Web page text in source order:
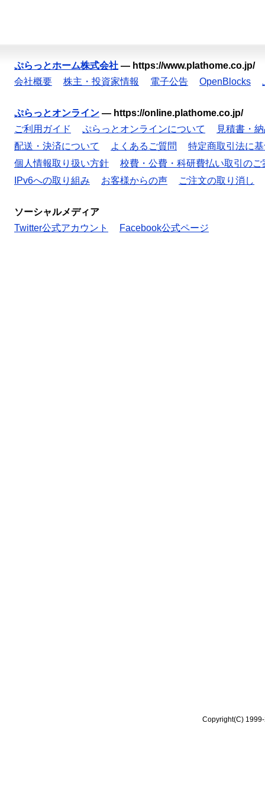
ぷらっとホーム株式会社 — https://www.plathome.co.jp/
会社概要
株主・投資家情報 電子公告 OpenBlocks
ぷらっとオンライン — https://online.plathome.co.jp/
ご利用ガイド
ぷらっとオンラインについて
見積書・
配送・決済について
よくあるご質問
特定商取引法に
個人情報取り扱い方針
校費・公費・科研費払い取引のご
IPv6への取り組み
お客様からの声 ご注文の取り消し
ソーシャルメディア
Twitter公式アカウント
Facebook公式ページ
Copyright(C)